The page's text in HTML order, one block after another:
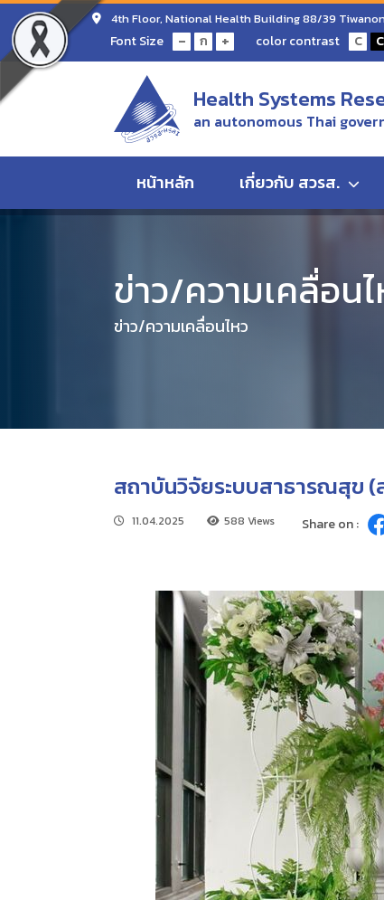
4th Floor, National Health Building 88/39
Font Size - ก + color contrast C C
Health Systems
an autonomous Thai
หน้าหลัก เกี่ยวกับ สวรส.
สถาบันวิจัยระบบ
ข่าว/ความเคลื่อน
ข่าว/ความเคลื่อนไหว
สถาบันวิจัยระบบสาธารณสุข (
11.04.2025 588 Views Share on :